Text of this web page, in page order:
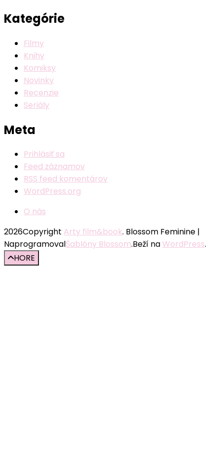
Kategórie
Filmy
Knihy
Komiksy
Novinky
Recenzie
Seriály
Meta
Prihlásiť sa
Feed záznamov
RSS feed komentárov
WordPress.org
O nás
2026Copyright Arty film&book. Blossom Feminine |
NaprogramovalŠablóny Blossom.Beží naWordPress.
HORE